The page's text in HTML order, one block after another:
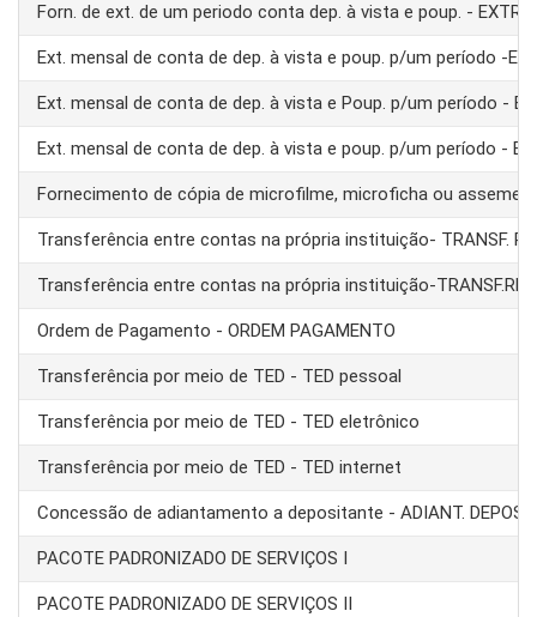
Forn. de ext. de um periodo conta dep. à vista e poup. -
Ext. mensal de conta de dep. à vista e poup. p/um período -
Ext. mensal de conta de dep. à vista e Poup. p/um período -
Ext. mensal de conta de dep. à vista e poup. p/um período -
Fornecimento de cópia de microfilme, microficha ou
Transferência entre contas na própria instituição- TRANSF.
Transferência entre contas na própria instituição-
Ordem de Pagamento - ORDEM PAGAMENTO
Transferência por meio de TED - TED pessoal
Transferência por meio de TED - TED eletrônico
Transferência por meio de TED - TED internet
Concessão de adiantamento a depositante - ADIANT.
PACOTE PADRONIZADO DE SERVIÇOS I
PACOTE PADRONIZADO DE SERVIÇOS II